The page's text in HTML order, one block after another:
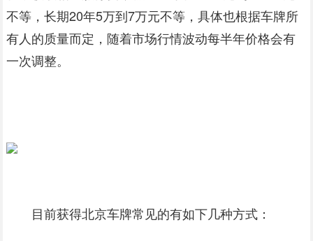
不等，长期20年5万到7万元不等，具体也根据车牌所
有人的质量而定，随着市场行情波动每半年价格会有
一次调整。
目前获得北京车牌常见的有如下几种方式：